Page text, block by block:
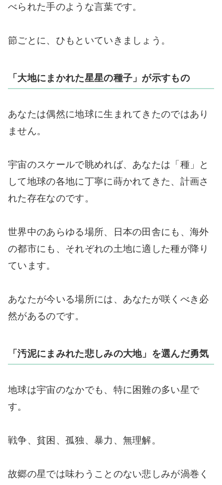
べられた手のような言葉です。
節ごとに、ひもといていきましょう。
「大地にまかれた星星の種子」が示すもの
あなたは偶然に地球に生まれてきたのではあり
ません。
宇宙のスケールで眺めれば、あなたは「種」と
して地球の各地に丁寧に蒔かれてきた、計画さ
れた存在なのです。
世界中のあらゆる場所、日本の田舎にも、海外
の都市にも、それぞれの土地に適した種が降り
ています。
あなたが今いる場所には、あなたが咲くべき必
然があるのです。
「汚泥にまみれた悲しみの大地」を選んだ勇気
地球は宇宙のなかでも、特に困難の多い星で
す。
戦争、貧困、孤独、暴力、無理解。
故郷の星では味わうことのない悲しみが渦巻く